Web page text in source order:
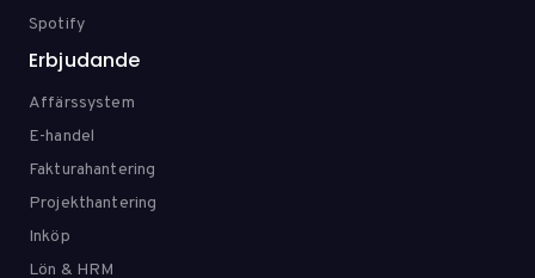
Spotify
Erbjudande
Affärssystem
E-handel
Fakturahantering
Projekthantering
Inköp
Lön & HRM